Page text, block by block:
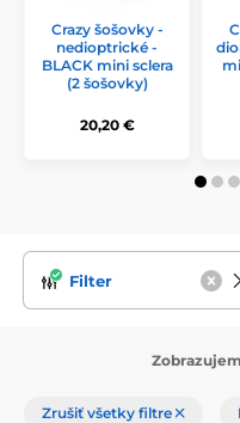
Crazy šošovky -
nedioptrické -
BLACK mini sclera
(2 šošovky)
20,20 €
Filter
Zrušiť všetky filtre